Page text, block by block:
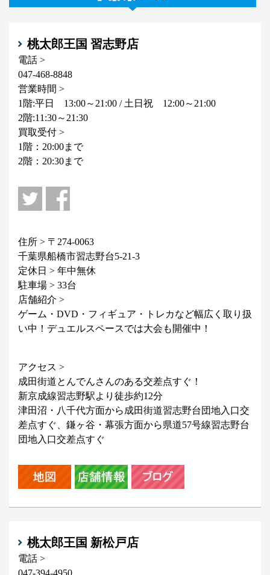
桃太郎王国 習志野店
電話 >
047-468-8848
営業時間 >
1階:平日 13:00～21:00 / 土日祝 12:00～21:00
2階:11:30～21:30
買取受付 >
1階：20:00まで
2階：20:30まで
住所 > 〒274-0063
千葉県船橋市習志野台5-21-3
定休日 > 年中無休
駐車場 > 33台
店舗紹介 >
ゲーム・DVD・フィギュア・トレカなど幅広く取り扱
い中！デュエルスペースでは大会も開催中！
アクセス >
成田街道とんでんさんのある交差点すぐ！
新京成線習志野駅より徒歩約12分
津田沼・八千代方面から成田街道習志野台団地入口交
差点すぐ、鎌ヶ谷・幕張方面から県道57号線習志野台
団地入口交差点すぐ
桃太郎王国 新松戸店
電話 >
047-394-4950